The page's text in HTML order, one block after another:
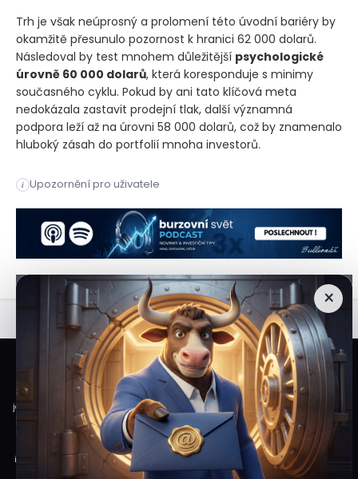
Trh je však neúprosný a prolomení této úvodní bariéry by
okamžitě přesunulo pozornost k hranici 62 000 dolarů.
Následoval by test mnohem důležitější psychologické
úrovně 60 000 dolarů, která koresponduje s minimy
současného cyklu. Pokud by ani tato klíčová meta
nedokázala zastavit prodejní tlak, další významná
podpora leží až na úrovni 58 000 dolarů, což by znamenalo
hluboký zásah do portfolií mnoha investorů.
i Upozornění pro uživatele
Nejznámější kryptoměna oslabila k hranici 65 tisíc dolarů,
×
Veškeré informace a materiály zveřejněné na internetových stránkách
Burzovního Světa vycházejí z veřejně dostupných a důvěryhodných zdrojů. Při
jejich zpracování je postupováno s odbornou péčí a cílem poskytovat čtenářům
objektivní, aktuální a srozumitelné informace. Obsah internetových stránek
slouží výhradně k informačním a vzdělávacím účelům. Nepředstavuje
individuální investiční doporučení, investiční poradenství ani nabídku či výzvu